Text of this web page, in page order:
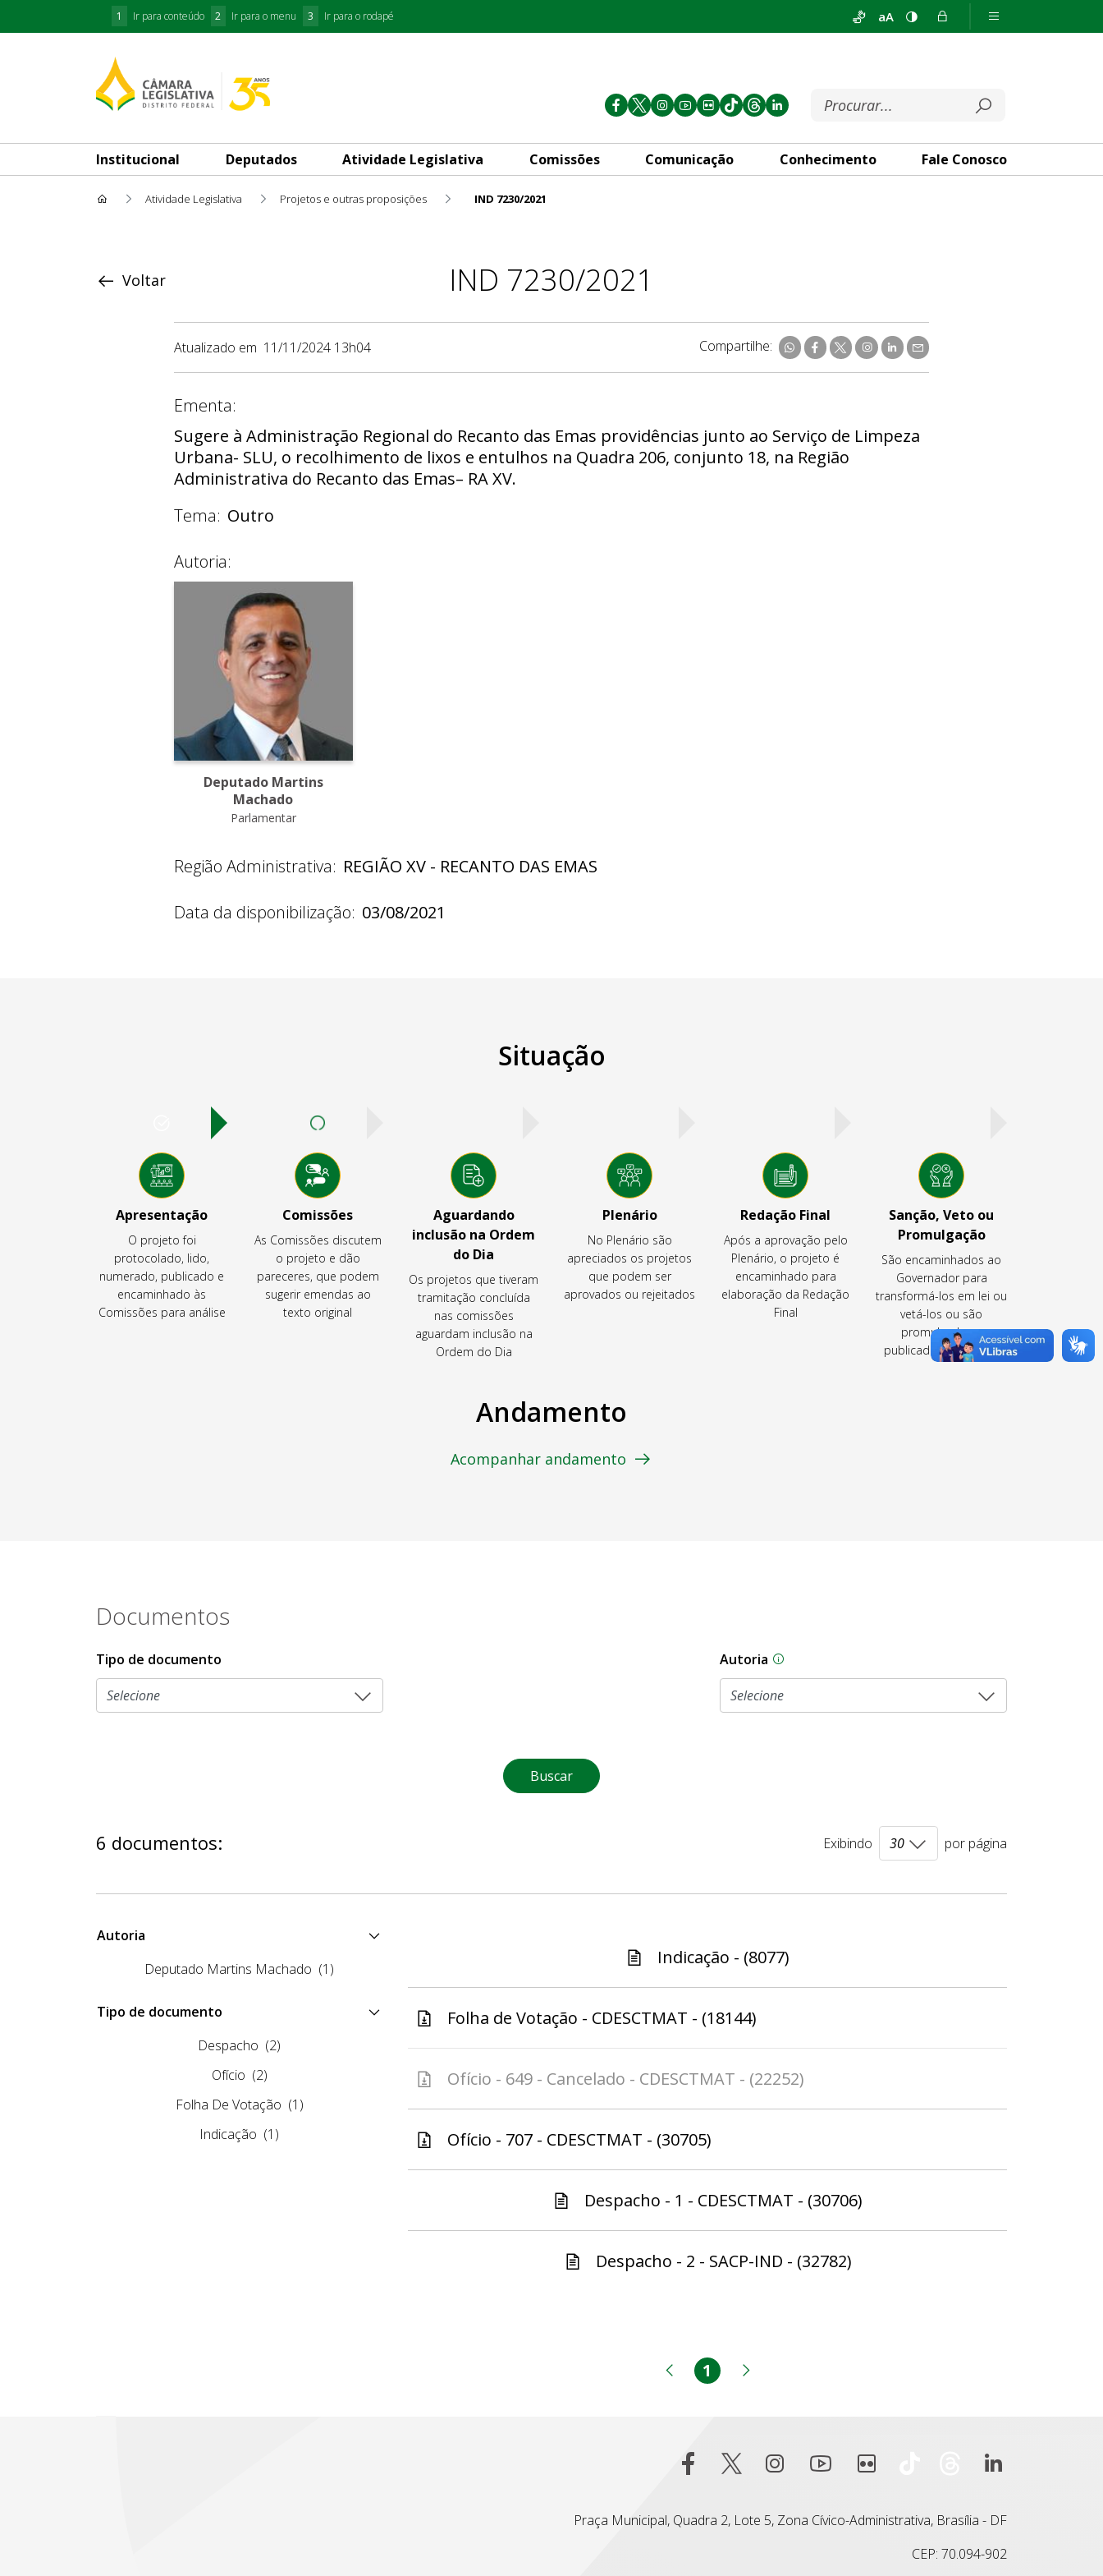
1 Ir para conteúdo 2 Ir para o menu 3 Ir para o rodapé aA
Institucional Deputados Atividade Legislativa Comissões Comunicação Conhecimento Fale Conosco
Atividade Legislativa Projetos e outras proposições IND 7230/2021
IND 7230/2021
Voltar
Atualizado em 11/11/2024 13h04 Compartilhe:
Ementa:
Sugere à Administração Regional do Recanto das Emas providências junto ao Serviço de Limpeza
Urbana- SLU, o recolhimento de lixos e entulhos na Quadra 206, conjunto 18, na Região
Administrativa do Recanto das Emas– RA XV.
Tema: Outro
Autoria:
Deputado Martins
Machado
Parlamentar
Região Administrativa: REGIÃO XV - RECANTO DAS EMAS
Data da disponibilização: 03/08/2021
Situação
Apresentação
O projeto foi
protocolado, lido,
numerado, publicado e
encaminhado às
Comissões para análise
Comissões
As Comissões discutem
o projeto e dão
pareceres, que podem
sugerir emendas ao
texto original
Aguardando
inclusão na Ordem
do Dia
Os projetos que tiveram
tramitação concluída
nas comissões
aguardam inclusão na
Ordem do Dia
Plenário
No Plenário são
apreciados os projetos
que podem ser
aprovados ou rejeitados
Redação Final
Após a aprovação pelo
Plenário, o projeto é
encaminhado para
elaboração da Redação
Final
Sanção, Veto ou
Promulgação
São encaminhados ao
Governador para
transformá-los em lei ou
vetá-los ou são
promulgados e
publicados pela CLDF
Andamento
Acompanhar andamento
Documentos
Tipo de documento Autoria As proposições legislativas na CLDF podem ser
Buscar
6 documentos: Exibindo por página
Autoria
Deputado Martins Machado (1)
Tipo de documento
Despacho (2)
Ofício (2)
Folha De Votação (1)
Indicação (1)
Indicação - (8077)
Folha de Votação - CDESCTMAT - (18144)
Ofício - 649 - Cancelado - CDESCTMAT - (22252)
Ofício - 707 - CDESCTMAT - (30705)
Despacho - 1 - CDESCTMAT - (30706)
Despacho - 2 - SACP-IND - (32782)
Página anterior
Página
1
Praça Municipal, Quadra 2, Lote 5, Zona Cívico-Administrativa, Brasília - DF
CEP: 70.094-902